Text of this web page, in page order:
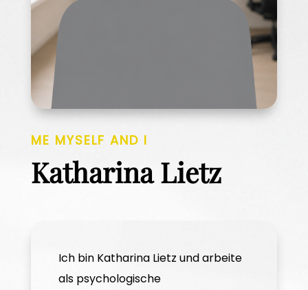
ME MYSELF AND I
Katharina Lietz
Ich bin Katharina Lietz und arbeite
als psychologische